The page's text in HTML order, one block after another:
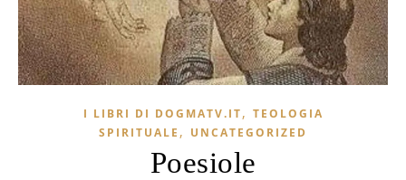
I LIBRI DI DOGMATV.IT, TEOLOGIA
SPIRITUALE , UNCATEGORIZED
Poesiole